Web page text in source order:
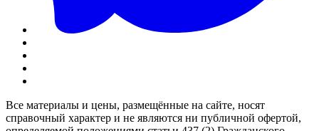
Все материалы и цены, размещённые на сайте, носят
справочный характер и не являются ни публичной офертой,